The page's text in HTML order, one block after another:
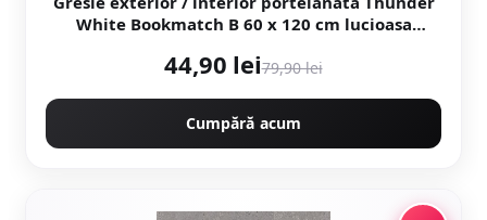
White Bookmatch B 60 x 120 cm lucioasa
44,90 lei79,90 lei
Cumpără acum